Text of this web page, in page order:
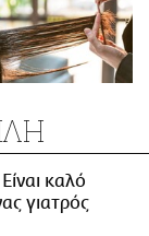
καλό
γιατρός